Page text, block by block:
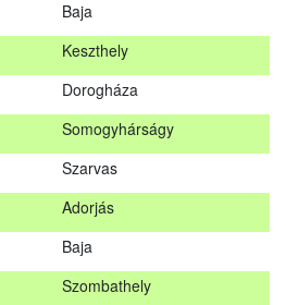
Baja
Keszthely
Dorogháza
Somogyhárságy
Szarvas
Adorjás
Baja
Szombathely
zárul!
kizárólag a Nébih honlapján
A jelentkezés elfogadásáról
Járdánháza
Muraszemenye
Kaszó
Keszthely
Dorogháza